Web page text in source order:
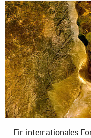
Ein internationales